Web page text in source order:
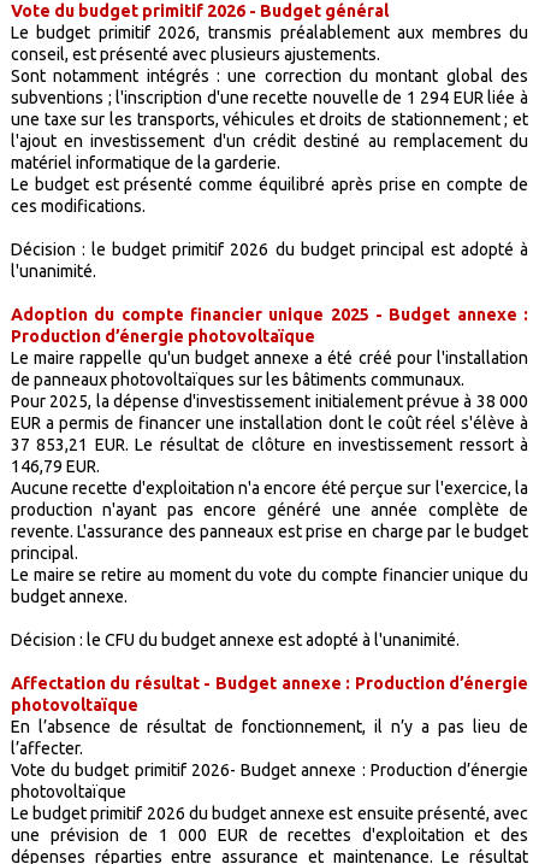
Vote du budget primitif 2026 - Budget général
Le budget primitif 2026, transmis préalablement aux membres du
conseil, est présenté avec plusieurs ajustements.
Sont notamment intégrés : une correction du montant global des
subventions ; l'inscription d'une recette nouvelle de 1 294 EUR liée à
une taxe sur les transports, véhicules et droits de stationnement ; et
l'ajout en investissement d'un crédit destiné au remplacement du
matériel informatique de la garderie.
Le budget est présenté comme équilibré après prise en compte de
ces modifications.
Décision : le budget primitif 2026 du budget principal est adopté à
l'unanimité.
Adoption du compte financier unique 2025 - Budget annexe :
Production d’énergie photovoltaïque
Le maire rappelle qu'un budget annexe a été créé pour l'installation
de panneaux photovoltaïques sur les bâtiments communaux.
Pour 2025, la dépense d'investissement initialement prévue à 38 000
EUR a permis de financer une installation dont le coût réel s'élève à
37 853,21 EUR. Le résultat de clôture en investissement ressort à
146,79 EUR.
Aucune recette d'exploitation n'a encore été perçue sur l'exercice, la
production n'ayant pas encore généré une année complète de
revente. L'assurance des panneaux est prise en charge par le budget
principal.
Le maire se retire au moment du vote du compte financier unique du
budget annexe.
Décision : le CFU du budget annexe est adopté à l'unanimité.
Affectation du résultat - Budget annexe : Production d’énergie
photovoltaïque
En l’absence de résultat de fonctionnement, il n’y a pas lieu de
l’affecter.
Vote du budget primitif 2026- Budget annexe : Production d’énergie
photovoltaïque
Le budget primitif 2026 du budget annexe est ensuite présenté, avec
une prévision de 1 000 EUR de recettes d'exploitation et des
dépenses réparties entre assurance et maintenance. Le résultat